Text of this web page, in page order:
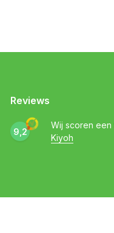
Reviews
9,2
Wij scoren een
Kiyoh